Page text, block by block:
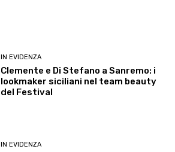
IN EVIDENZA
Clemente e Di Stefano a Sanremo: i
lookmaker siciliani nel team beauty
del Festival
IN EVIDENZA